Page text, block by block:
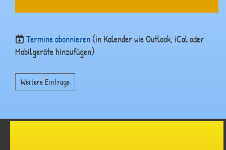
Termine abonnieren (in Kalender wie Outlook, iCal oder
Mobilgeräte hinzufügen)
Weitere Einträge